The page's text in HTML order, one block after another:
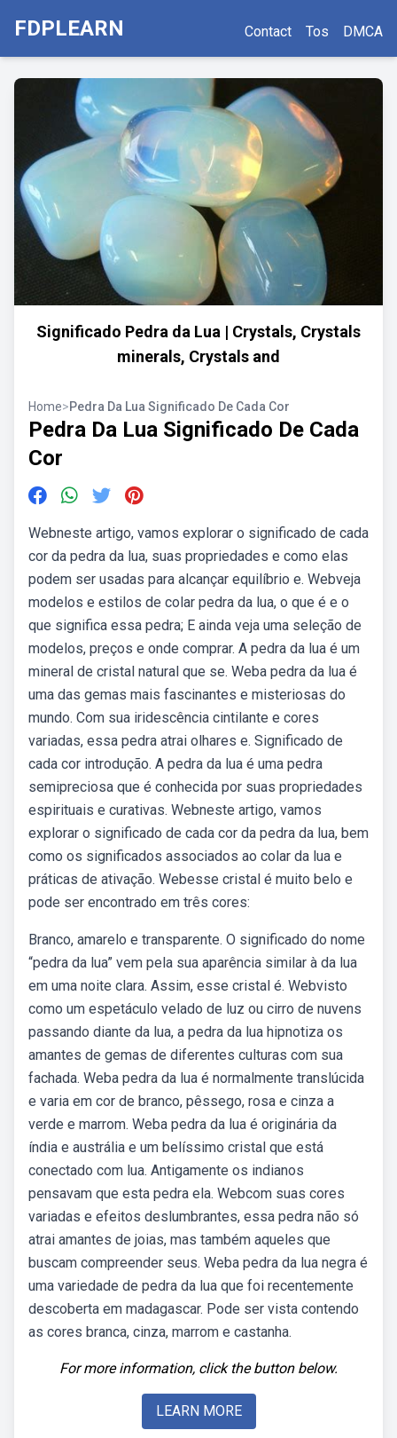
FDPLEARN Contact Tos DMCA
Significado Pedra da Lua | Crystals, Crystals
minerals, Crystals and
Home>Pedra Da Lua Significado De Cada Cor
Pedra Da Lua Significado De Cada
Cor
Webneste artigo, vamos explorar o significado de cada
cor da pedra da lua, suas propriedades e como elas
podem ser usadas para alcançar equilíbrio e. Webveja
modelos e estilos de colar pedra da lua, o que é e o
que significa essa pedra; E ainda veja uma seleção de
modelos, preços e onde comprar. A pedra da lua é um
mineral de cristal natural que se. Weba pedra da lua é
uma das gemas mais fascinantes e misteriosas do
mundo. Com sua iridescência cintilante e cores
variadas, essa pedra atrai olhares e. Significado de
cada cor introdução. A pedra da lua é uma pedra
semipreciosa que é conhecida por suas propriedades
espirituais e curativas. Webneste artigo, vamos
explorar o significado de cada cor da pedra da lua, bem
como os significados associados ao colar da lua e
práticas de ativação. Webesse cristal é muito belo e
pode ser encontrado em três cores:
Branco, amarelo e transparente. O significado do nome
“pedra da lua” vem pela sua aparência similar à da lua
em uma noite clara. Assim, esse cristal é. Webvisto
como um espetáculo velado de luz ou cirro de nuvens
passando diante da lua, a pedra da lua hipnotiza os
amantes de gemas de diferentes culturas com sua
fachada. Weba pedra da lua é normalmente translúcida
e varia em cor de branco, pêssego, rosa e cinza a
verde e marrom. Weba pedra da lua é originária da
índia e austrália e um belíssimo cristal que está
conectado com lua. Antigamente os indianos
pensavam que esta pedra ela. Webcom suas cores
variadas e efeitos deslumbrantes, essa pedra não só
atrai amantes de joias, mas também aqueles que
buscam compreender seus. Weba pedra da lua negra é
uma variedade de pedra da lua que foi recentemente
descoberta em madagascar. Pode ser vista contendo
as cores branca, cinza, marrom e castanha.
For more information, click the button below.
LEARN MORE